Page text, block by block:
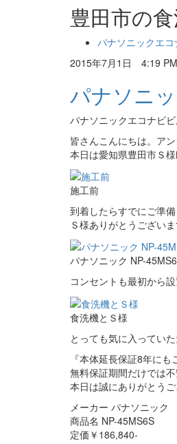
豊田市の
パナソニックエ
2015年7月1日 4:19
パナソニ
パナソニックエコナビ
皆さんこんにちは。ア
本日は愛知県豊田市Ｓ
施工前
到着したらすでにご準備
Ｓ様ありがとうございま
パナソニック NP-
コンセントも最初から
食洗機とＳ様
とっても気に入ってい
『本体延長保証8年にも
無料保証期間だけでは
本日は誠にありがとう
メーカー パナソニック
商品名 NP-45MS6S
定価￥186,840-